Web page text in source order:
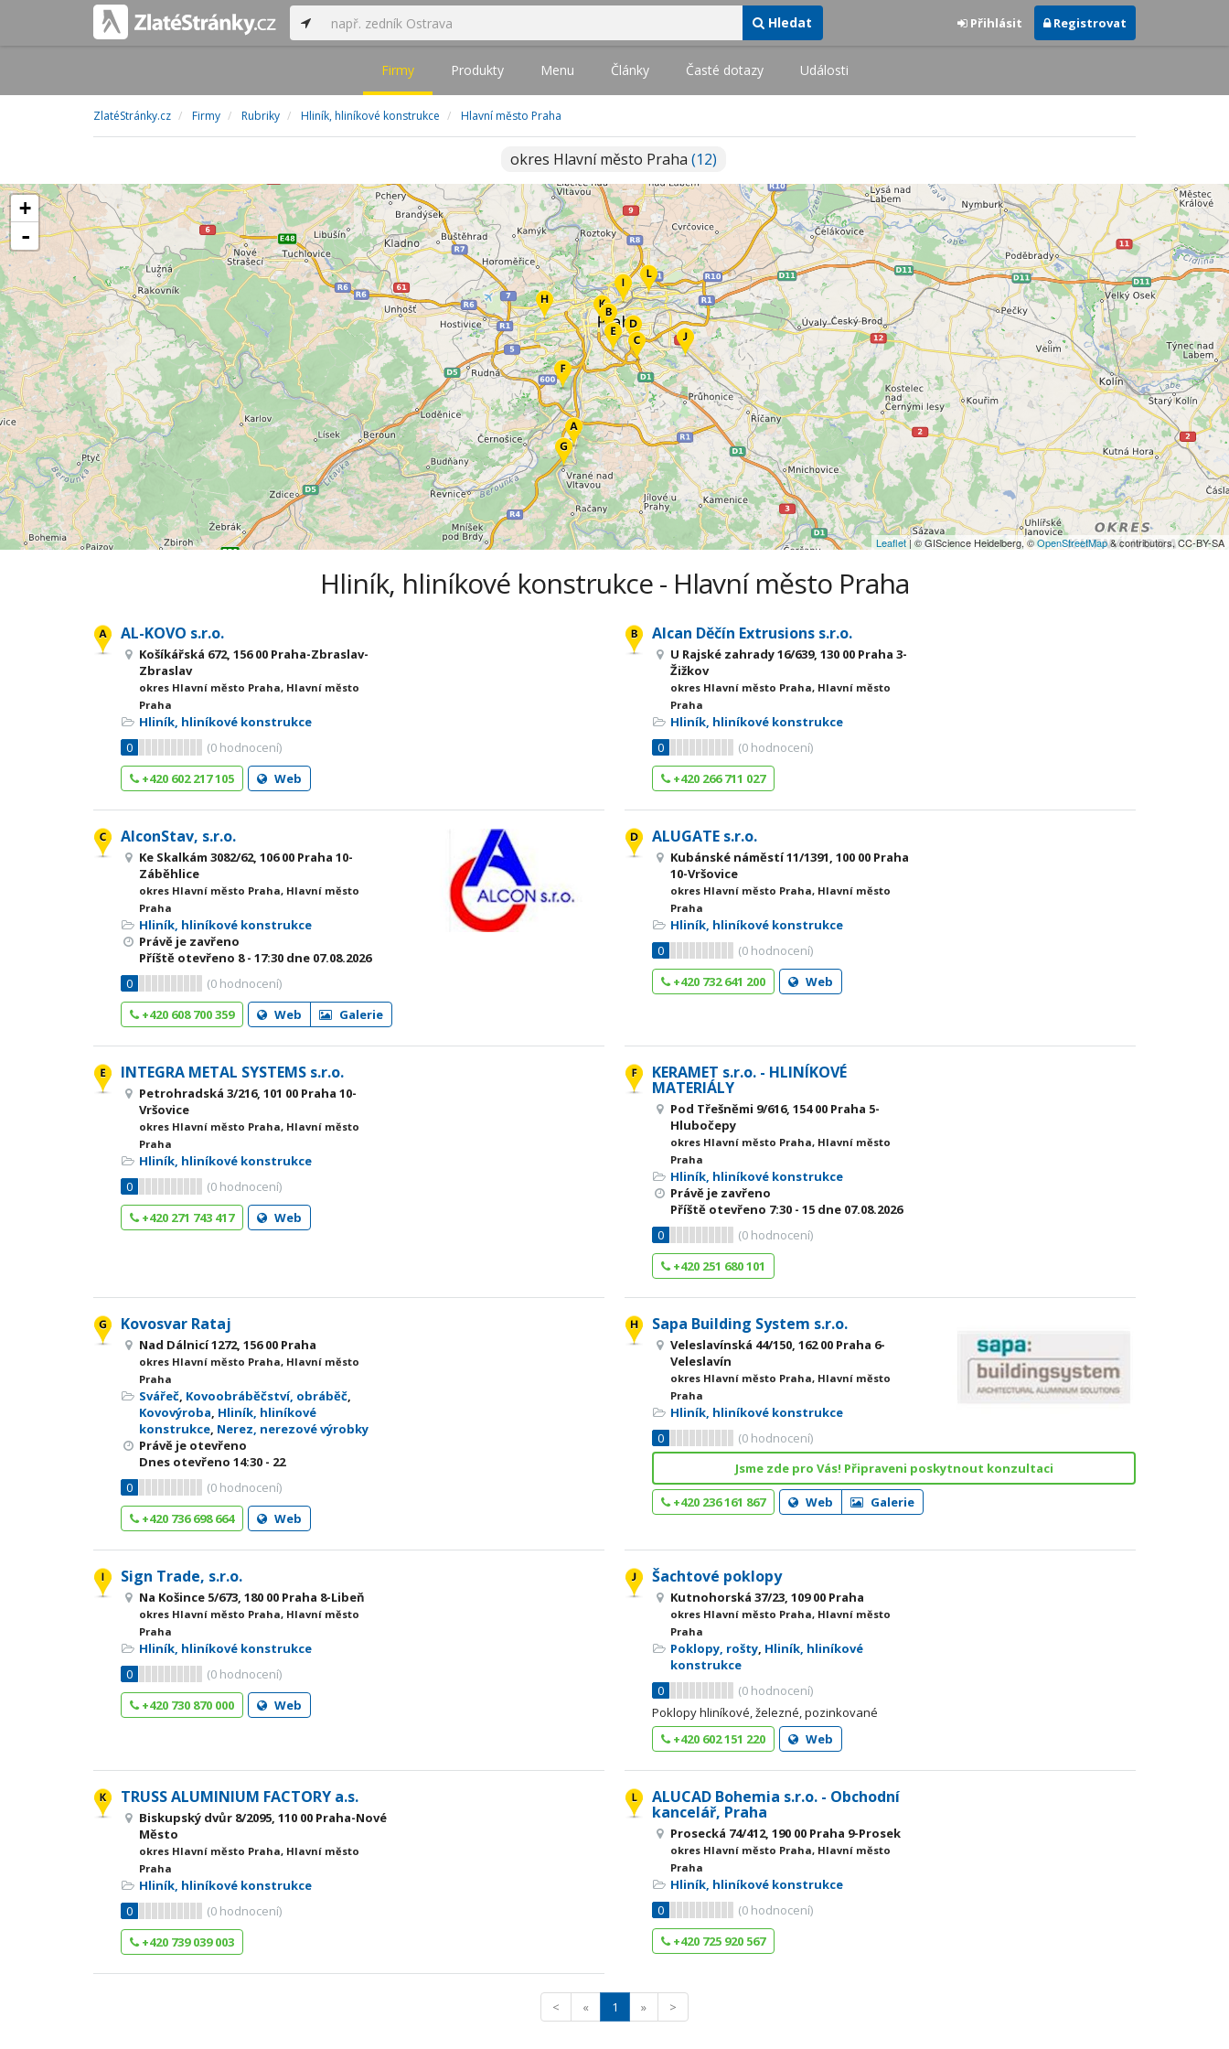
Hledat Přihlásit Registrovat
Firmy Produkty Menu Články Časté dotazy Události
ZlatéStránky.cz Firmy Rubriky Hliník, hliníkové konstrukce Hlavní město Praha
okres Hlavní město Praha (12)
+
-
Leaflet| © GIScience Heidelberg, ©OpenStreetMap& contributors, CC-BY-SA
Hliník, hliníkové konstrukce - Hlavní město Praha
AL-KOVO s.r.o.
Košíkářská 672, 156 00 Praha-Zbraslav-
Zbraslav
okres Hlavní město Praha, Hlavní město
Praha
Hliník, hliníkové konstrukce
0
(0 hodnocení)
+420 602 217 105
Web
Alcan Děčín Extrusions s.r.o.
U Rajské zahrady 16/639, 130 00 Praha 3-
Žižkov
okres Hlavní město Praha, Hlavní město
Praha
Hliník, hliníkové konstrukce
0
(0 hodnocení)
+420 266 711 027
AlconStav, s.r.o.
Ke Skalkám 3082/62, 106 00 Praha 10-
Záběhlice
okres Hlavní město Praha, Hlavní město
Praha
Hliník, hliníkové konstrukce
Právě je zavřeno
Příště otevřeno 8 - 17:30 dne 07.08.2026
0
(0 hodnocení)
+420 608 700 359
Web Galerie
ALUGATE s.r.o.
Kubánské náměstí 11/1391, 100 00 Praha
10-Vršovice
okres Hlavní město Praha, Hlavní město
Praha
Hliník, hliníkové konstrukce
0
(0 hodnocení)
+420 732 641 200
Web
INTEGRA METAL SYSTEMS s.r.o.
Petrohradská 3/216, 101 00 Praha 10-
Vršovice
okres Hlavní město Praha, Hlavní město
Praha
Hliník, hliníkové konstrukce
0
(0 hodnocení)
+420 271 743 417
Web
KERAMET s.r.o. - HLINÍKOVÉ
MATERIÁLY
Pod Třešněmi 9/616, 154 00 Praha 5-
Hlubočepy
okres Hlavní město Praha, Hlavní město
Praha
Hliník, hliníkové konstrukce
Právě je zavřeno
Příště otevřeno 7:30 - 15 dne 07.08.2026
0
(0 hodnocení)
+420 251 680 101
Kovosvar Rataj
Nad Dálnicí 1272, 156 00 Praha
okres Hlavní město Praha, Hlavní město
Praha
Svářeč, Kovoobráběčství, obráběč,
Kovovýroba, Hliník, hliníkové
konstrukce, Nerez, nerezové výrobky
Právě je otevřeno
Dnes otevřeno 14:30 - 22
0
(0 hodnocení)
+420 736 698 664
Web
Sapa Building System s.r.o.
Veleslavínská 44/150, 162 00 Praha 6-
Veleslavín
okres Hlavní město Praha, Hlavní město
Praha
Hliník, hliníkové konstrukce
0
(0 hodnocení)
Jsme zde pro Vás! Připraveni poskytnout konzultaci
+420 236 161 867 Web Galerie
Sign Trade, s.r.o.
Na Košince 5/673, 180 00 Praha 8-Libeň
okres Hlavní město Praha, Hlavní město
Praha
Hliník, hliníkové konstrukce
0
(0 hodnocení)
+420 730 870 000
Web
Šachtové poklopy
Kutnohorská 37/23, 109 00 Praha
okres Hlavní město Praha, Hlavní město
Praha
Poklopy, rošty, Hliník, hliníkové
konstrukce
0
(0 hodnocení)
Poklopy hliníkové, železné, pozinkované
+420 602 151 220
Web
TRUSS ALUMINIUM FACTORY a.s.
Biskupský dvůr 8/2095, 110 00 Praha-Nové
Město
okres Hlavní město Praha, Hlavní město
Praha
Hliník, hliníkové konstrukce
0
(0 hodnocení)
+420 739 039 003
ALUCAD Bohemia s.r.o. - Obchodní
kancelář, Praha
Prosecká 74/412, 190 00 Praha 9-Prosek
okres Hlavní město Praha, Hlavní město
Praha
Hliník, hliníkové konstrukce
0
(0 hodnocení)
+420 725 920 567
< « 1 » >